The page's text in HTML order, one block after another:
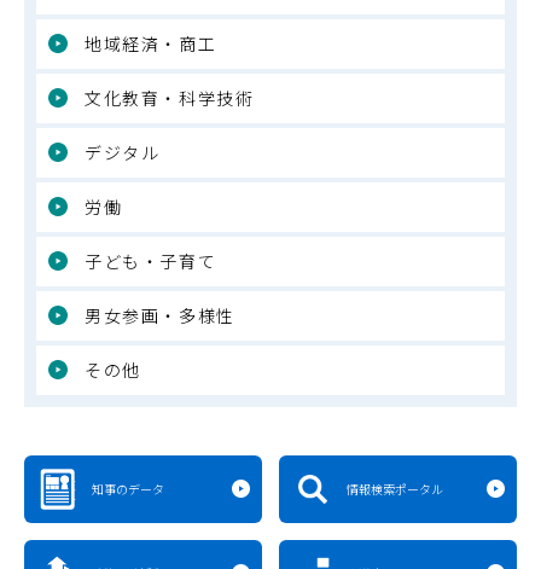
地域経済・商工
文化教育・科学技術
デジタル
労働
子ども・子育て
男女参画・多様性
その他
知事のデータ 情報検索ポータル